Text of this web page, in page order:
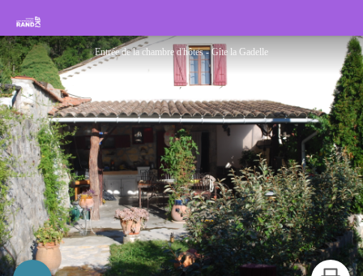
Rando Sisteron Buëch Baronnies Provençales
Entrée de la chambre d'hôtes - Gîte la Gadelle
Imprimer